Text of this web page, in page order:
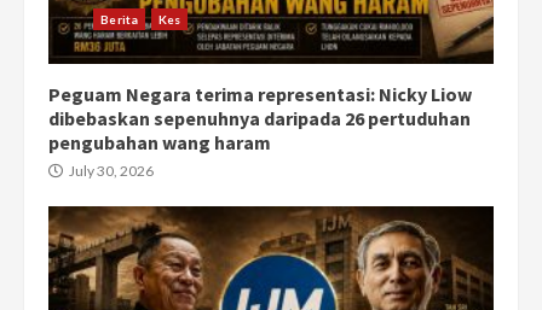
Berita Kes
Peguam Negara terima representasi: Nicky Liow
dibebaskan sepenuhnya daripada 26 pertuduhan
pengubahan wang haram
July 30, 2026